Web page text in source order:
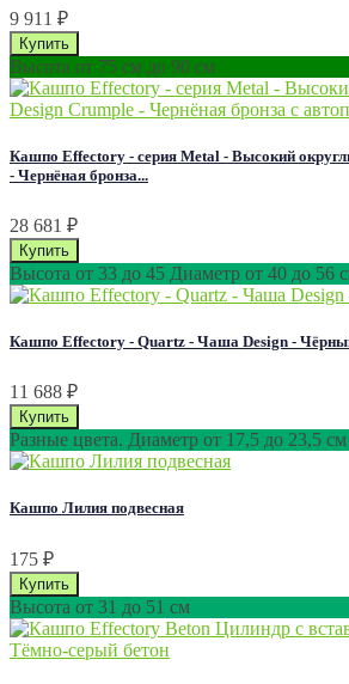
9 911 ₽
Высота от 75 см до 90 см
Кашпо Effectory - серия Metal - Высокий
- Чернёная бронза...
28 681 ₽
Высота от 33 до 45 Диаметр от 40 до 56
Кашпо Effectory - Quartz - Чаша Design -
11 688 ₽
Разные цвета. Диаметр от 17,5 до 23,5 см
Кашпо Лилия подвесная
175 ₽
Высота от 31 до 51 см